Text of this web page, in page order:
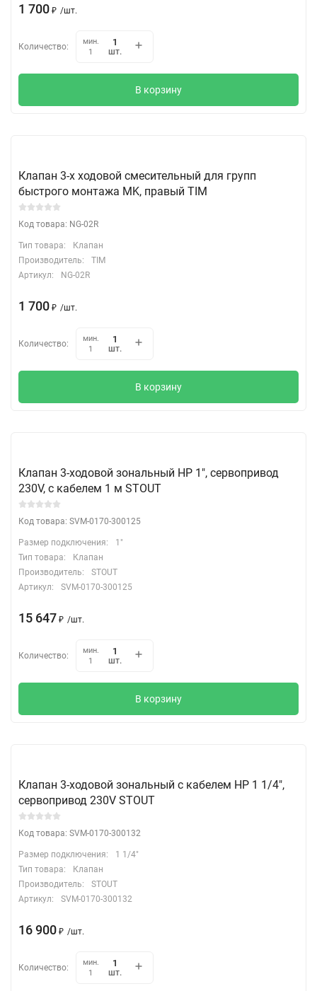
1 700 ₽ /шт.
Количество:
мин.
1
шт.
В корзину
Клапан 3-х ходовой смесительный для групп
быстрого монтажа MK, правый TIM
Код товара: NG-02R
Тип товара:
Клапан
Производитель:
TIM
Артикул:
NG-02R
1 700 ₽ /шт.
Количество:
мин.
1
шт.
В корзину
Клапан 3-ходовой зональный НР 1", сервопривод
230V, с кабелем 1 м STOUT
Код товара: SVM-0170-300125
Размер подключения:
1"
Тип товара:
Клапан
Производитель:
STOUT
Артикул:
SVM-0170-300125
15 647 ₽ /шт.
Количество:
мин.
1
шт.
В корзину
Клапан 3-ходовой зональный с кабелем НР 1 1/4",
сервопривод 230V STOUT
Код товара: SVM-0170-300132
Размер подключения:
1 1/4"
Тип товара:
Клапан
Производитель:
STOUT
Артикул:
SVM-0170-300132
16 900 ₽ /шт.
Количество:
мин.
1
шт.